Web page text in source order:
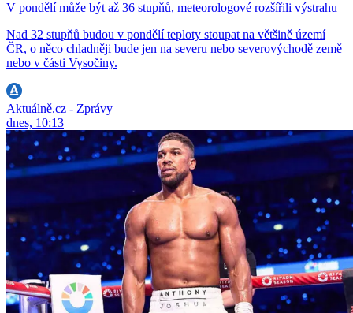
V pondělí může být až 36 stupňů, meteorologové rozšířili výstrahu
Nad 32 stupňů budou v pondělí teploty stoupat na většině území
ČR, o něco chladněji bude jen na severu nebo severovýchodě země
nebo v části Vysočiny.
Aktuálně.cz - Zprávy
dnes, 10:13